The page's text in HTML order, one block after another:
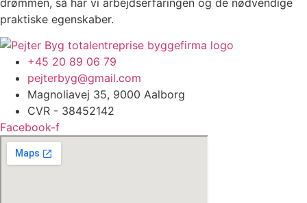
praktiske egenskaber.
+45 20 89 06 79
pejterbyg@gmail.com
Magnoliavej 35, 9000 Aalborg
CVR - 38452142
Facebook-f